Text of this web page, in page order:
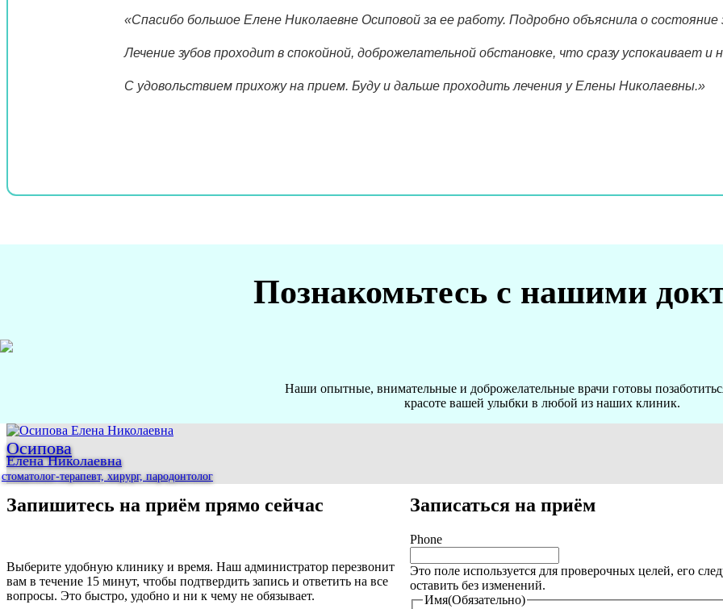
«Спасибо большое Елене Николаевне Осиповой за ее работу. Подробно объяснила о состояние
Лечение зубов проходит в спокойной, доброжелательной обстановке, что сразу успокаивает
С удовольствием прихожу на прием. Буду и дальше проходить лечения у Елены Николаевны.»
Познакомьтесь с нашими
Наши опытные, внимательные и доброжелательные врачи готовы
красоте вашей улыбки в любой из наших клиник.
Осипова
Елена Николаевна
стоматолог-терапевт, хирург, пародонтолог
Запишитесь на приём прямо сейчас
Выберите удобную клинику и время. Наш администратор перезвонит
вам в течение 15 минут, чтобы подтвердить запись и ответить на все
вопросы. Это быстро, удобно и ни к чему не обязывает.
Записаться на приём
Phone
Это поле используется для проверочных целей, его
оставить без изменений.
Имя(Обязательно)